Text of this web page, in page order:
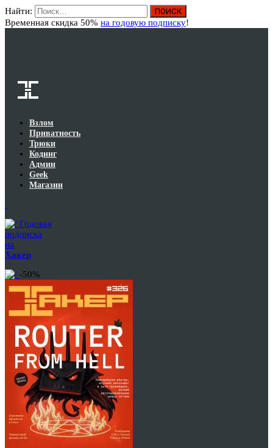
Найти:
Временная скидка 50% на годовую подписку!
Взлом
Приватность
Трюки
Кодинг
Админ
Geek
Магазин
Годовая
подписка
на
Хакер
-50%